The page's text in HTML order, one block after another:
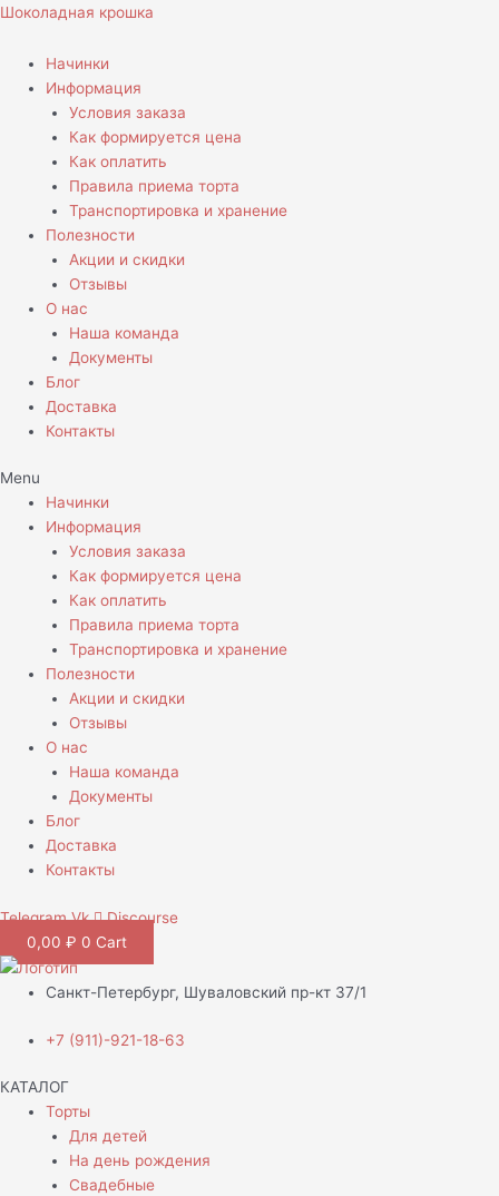
Перейти
содержимому
Шоколадная крошка
Начинки
Информация
Условия заказа
Как формируется цена
Как оплатить
Правила приема торта
Транспортировка и хранение
Полезности
Акции и скидки
Отзывы
О нас
Наша команда
Документы
Блог
Доставка
Контакты
Menu
Начинки
Информация
Условия заказа
Как формируется цена
Как оплатить
Правила приема торта
Транспортировка и хранение
Полезности
Акции и скидки
Отзывы
О нас
Наша команда
Документы
Блог
Доставка
Контакты
Telegram Vk
Discourse
0,00 ₽ 0 Cart
Санкт-Петербург, Шуваловский пр-кт 37/1
+7 (911)-921-18-63
КАТАЛОГ
Торты
Для детей
На день рождения
Свадебные